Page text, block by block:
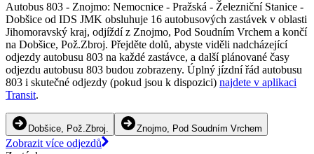
Autobus 803 - Znojmo: Nemocnice - Pražská - Železniční Stanice -
Dobšice od IDS JMK obsluhuje 16 autobusových zastávek v oblasti
Jihomoravský kraj, odjíždí z Znojmo, Pod Soudním Vrchem a končí
na Dobšice, Pož.Zbroj. Přejděte dolů, abyste viděli nadcházející
odjezdy autobusu 803 na každé zastávce, a další plánované časy
odjezdu autobusu 803 budou zobrazeny. Úplný jízdní řád autobusu
803 i skutečné odjezdy (pokud jsou k dispozici) najdete v aplikaci
Transit.
Dobšice, Pož.Zbroj. Znojmo, Pod Soudním Vrchem
Zobrazit více odjezdů